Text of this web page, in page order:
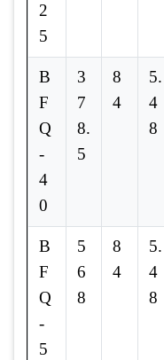
2
5
B
F
Q
-
4
0
3
7
8.
5
8
4
5.
4
8
B
F
Q
-
5
5
6
8
8
4
5.
4
8